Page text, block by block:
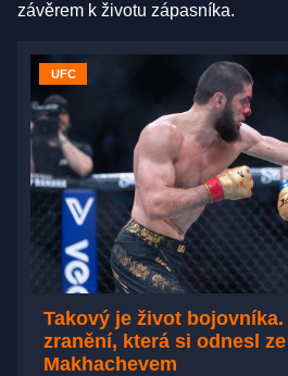
závěrem k životu zápasníka.
UFC
Takový je život
zranění, která si odnesl
Makhachevem